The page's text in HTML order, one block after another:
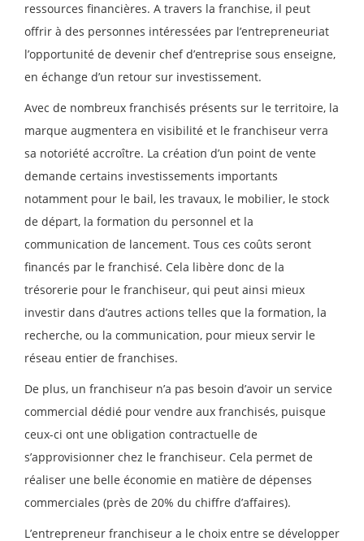
ressources financières. A travers la franchise, il peut
offrir à des personnes intéressées par l’entrepreneuriat
l’opportunité de devenir chef d’entreprise sous enseigne,
en échange d’un retour sur investissement.
Avec de nombreux franchisés présents sur le territoire, la
marque augmentera en visibilité et le franchiseur verra
sa notoriété accroître. La création d’un point de vente
demande certains investissements importants
notamment pour le bail, les travaux, le mobilier, le stock
de départ, la formation du personnel et la
communication de lancement. Tous ces coûts seront
financés par le franchisé. Cela libère donc de la
trésorerie pour le franchiseur, qui peut ainsi mieux
investir dans d’autres actions telles que la formation, la
recherche, ou la communication, pour mieux servir le
réseau entier de franchises.
De plus, un franchiseur n’a pas besoin d’avoir un service
commercial dédié pour vendre aux franchisés, puisque
ceux-ci ont une obligation contractuelle de
s’approvisionner chez le franchiseur. Cela permet de
réaliser une belle économie en matière de dépenses
commerciales (près de 20% du chiffre d’affaires).
L’entrepreneur franchiseur a le choix entre se développer